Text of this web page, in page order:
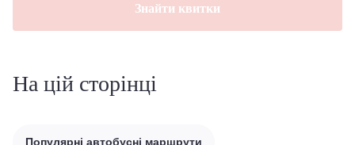
Знайти квитки
На цій сторінці
Популярні автобусні маршрути